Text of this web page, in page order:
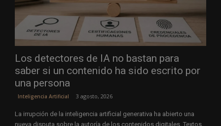
Los detectores de IA no bastan para
saber si un contenido ha sido escrito por
una persona
Inteligencia Artificial 3 agosto, 2026
La irrupción de la inteligencia artificial generativa ha abierto una
nueva disputa sobre la autoría de los contenidos digitales. Textos,